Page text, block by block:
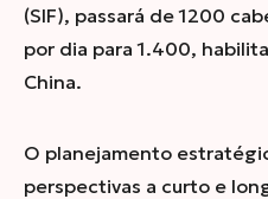
(SIF), passará de 1200
por dia para 1.400,
China.
O planejamento
perspectivas a curto e